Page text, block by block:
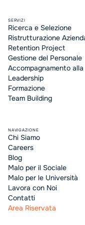
SERVIZI
Ricerca e Selezione
Ristrutturazione
Retention Project
Gestione del Personale
Accompagnamento alla
Leadership
Formazione
Team Building
NAVIGAZIONE
Chi Siamo
Careers
Blog
Malo per il Sociale
Malo per le Università
Lavora con Noi
Contatti
Area Riservata